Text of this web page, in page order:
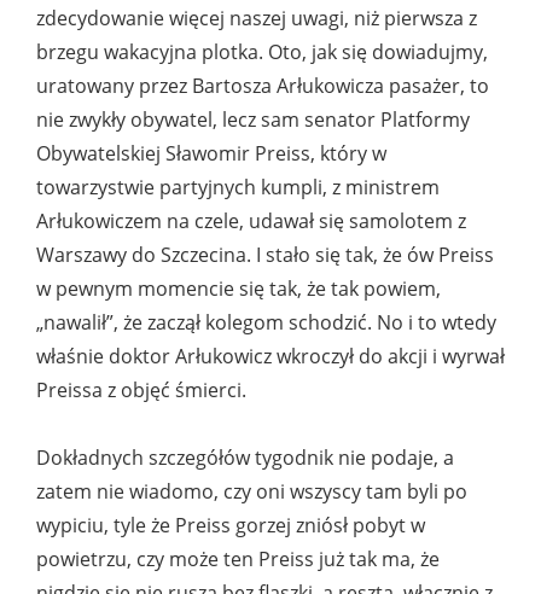
zdecydowanie więcej naszej uwagi, niż pierwsza z
brzegu wakacyjna plotka. Oto, jak się dowiadujmy,
uratowany przez Bartosza Arłukowicza pasażer, to
nie zwykły obywatel, lecz sam senator Platformy
Obywatelskiej Sławomir Preiss, który w
towarzystwie partyjnych kumpli, z ministrem
Arłukowiczem na czele, udawał się samolotem z
Warszawy do Szczecina. I stało się tak, że ów Preiss
w pewnym momencie się tak, że tak powiem,
„nawalił”, że zaczął kolegom schodzić. No i to wtedy
właśnie doktor Arłukowicz wkroczył do akcji i wyrwał
Preissa z objęć śmierci.
Dokładnych szczegółów tygodnik nie podaje, a
zatem nie wiadomo, czy oni wszyscy tam byli po
wypiciu, tyle że Preiss gorzej zniósł pobyt w
powietrzu, czy może ten Preiss już tak ma, że